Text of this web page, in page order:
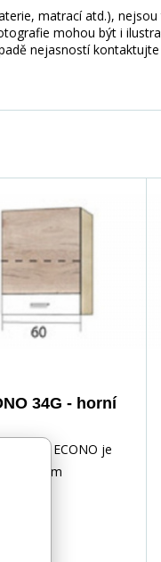
matrací atd.), nejsou
mohou být i
nejasností
34G - horní
linka ECONO je
z 16mm
dřevotřískové